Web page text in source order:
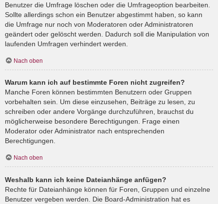
Benutzer die Umfrage löschen oder die Umfrageoption bearbeiten.
Sollte allerdings schon ein Benutzer abgestimmt haben, so kann
die Umfrage nur noch von Moderatoren oder Administratoren
geändert oder gelöscht werden. Dadurch soll die Manipulation von
laufenden Umfragen verhindert werden.
Nach oben
Warum kann ich auf bestimmte Foren nicht zugreifen?
Manche Foren können bestimmten Benutzern oder Gruppen
vorbehalten sein. Um diese einzusehen, Beiträge zu lesen, zu
schreiben oder andere Vorgänge durchzuführen, brauchst du
möglicherweise besondere Berechtigungen. Frage einen
Moderator oder Administrator nach entsprechenden
Berechtigungen.
Nach oben
Weshalb kann ich keine Dateianhänge anfügen?
Rechte für Dateianhänge können für Foren, Gruppen und einzelne
Benutzer vergeben werden. Die Board-Administration hat es